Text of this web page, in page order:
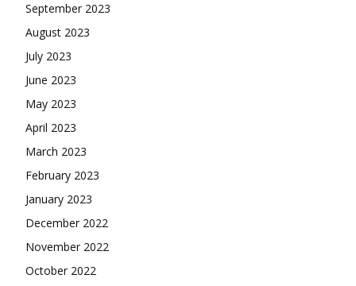
September 2023
August 2023
July 2023
June 2023
May 2023
April 2023
March 2023
February 2023
January 2023
December 2022
November 2022
October 2022